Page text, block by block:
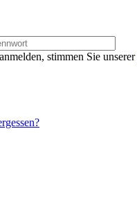
stimmen Sie unserer